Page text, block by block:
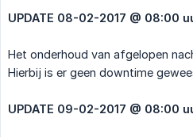
UPDATE 08-02-2017 @ 08:00
Het onderhoud van afgelopen
Hierbij is er geen downtime
UPDATE 09-02-2017 @ 08:00